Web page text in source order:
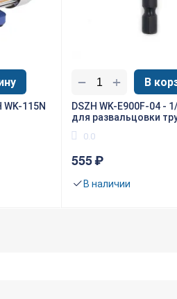
115N
DSZH WK-E900F-04 -
для развальцовки
0.0
В наличии
555₽
В
+
−